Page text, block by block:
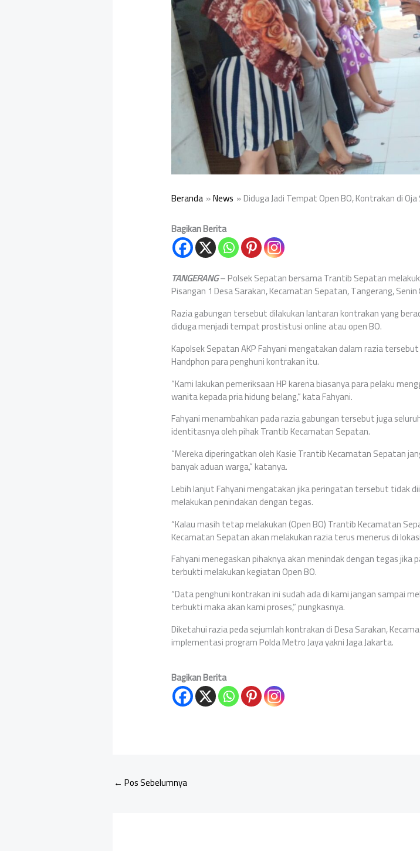
Beranda News
Diduga Jadi Tempat Open BO, Kontrakan di
Bagikan Berita
TANGERANG– Polsek Sepatan bersama Trantib Sepatan
Pisangan 1 Desa Sarakan, Kecamatan Sepatan, Tangerang, Senin
Razia gabungan tersebut dilakukan lantaran kontrakan yang
diduga menjadi tempat prostistusi online atau open BO.
Kapolsek Sepatan AKP Fahyani mengatakan dalam razia
Handphon para penghuni kontrakan itu.
“Kami lakukan pemeriksaan HP karena biasanya para pelaku
wanita kepada pria hidung belang,” kata Fahyani.
Fahyani menambahkan pada razia gabungan tersebut juga
identitasnya oleh pihak Trantib Kecamatan Sepatan.
“Mereka diperingatkan oleh Kasie Trantib Kecamatan Sepatan
banyak aduan warga,” katanya.
Lebih lanjut Fahyani mengatakan jika peringatan tersebut tidak
melakukan penindakan dengan tegas.
“Kalau masih tetap melakukan (Open BO) Trantib Kecamatan
Kecamatan Sepatan akan melakukan razia terus menerus di
Fahyani menegaskan pihaknya akan menindak dengan tegas
terbukti melakukan kegiatan Open BO.
“Data penghuni kontrakan ini sudah ada di kami jangan sampai
terbukti maka akan kami proses,” pungkasnya.
Diketahui razia peda sejumlah kontrakan di Desa Sarakan,
implementasi program Polda Metro Jaya yakni Jaga Jakarta.
Bagikan Berita
← Pos Sebelumnya